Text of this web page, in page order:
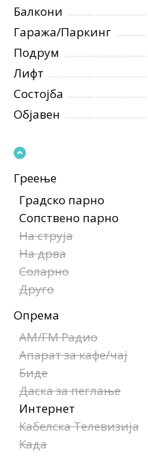
Балкони
Гаража/Паркинг
Подрум
Лифт
Состојба
Објавен
Греење
Градско парно
Сопствено парно
На струја
На дрва
Соларно
Друго
Опрема
AM/FM Радио
Апарат за кафе/чај
Биде
Даска за пеглање
Интернет
Кабелска Телевизија
Када